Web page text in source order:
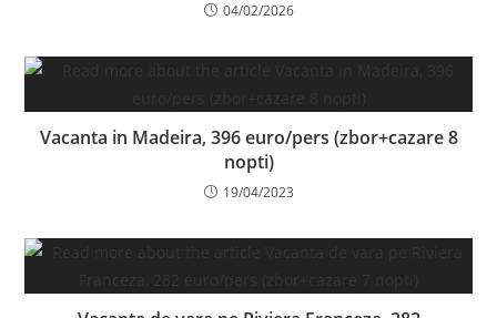
04/02/2026
Vacanta in Madeira, 396 euro/pers (zbor+cazare 8
nopti)
19/04/2023